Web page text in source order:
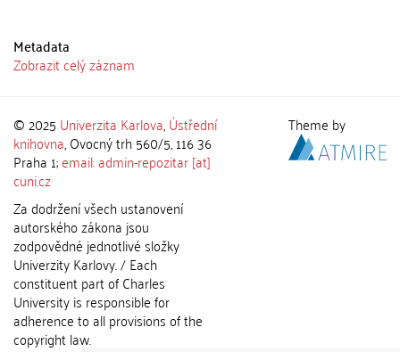
Metadata
Zobrazit celý záznam
© 2025 Univerzita Karlova,Ústřední
knihovna, Ovocný trh 560/5, 116 36
Praha 1;email: admin-repozitar [at]
cuni.cz
Za dodržení všech ustanovení
autorského zákona jsou
zodpovědné jednotlivé složky
Univerzity Karlovy. / Each
constituent part of Charles
University is responsible for
adherence to all provisions of the
copyright law.
Theme by